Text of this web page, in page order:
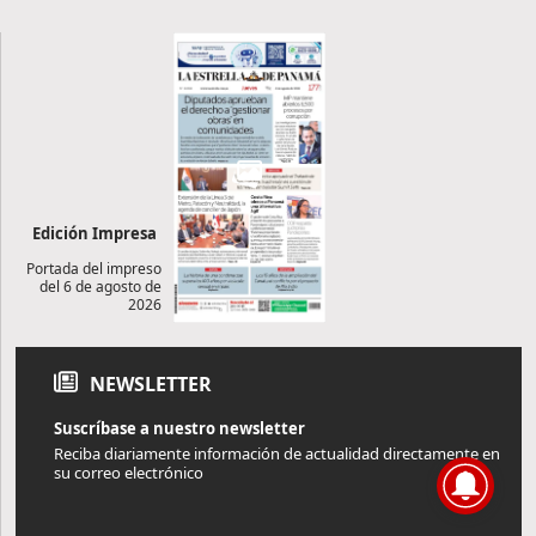
Edición Impresa
Portada del impreso
del 6 de agosto de
2026
NEWSLETTER
Suscríbase a nuestro newsletter
Reciba diariamente información de actualidad directamente en
su correo electrónico